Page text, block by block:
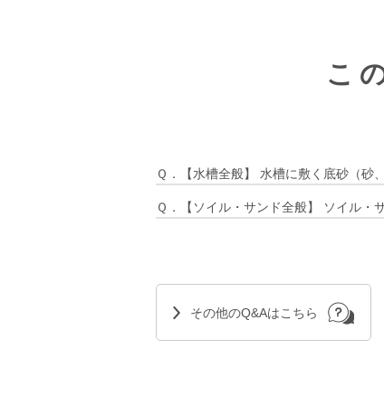
こ
Ｑ．【水槽全般】 水槽に敷く底砂（砂
Ｑ．【ソイル・サンド全般】 ソイル・
その他のQ&Aはこちら